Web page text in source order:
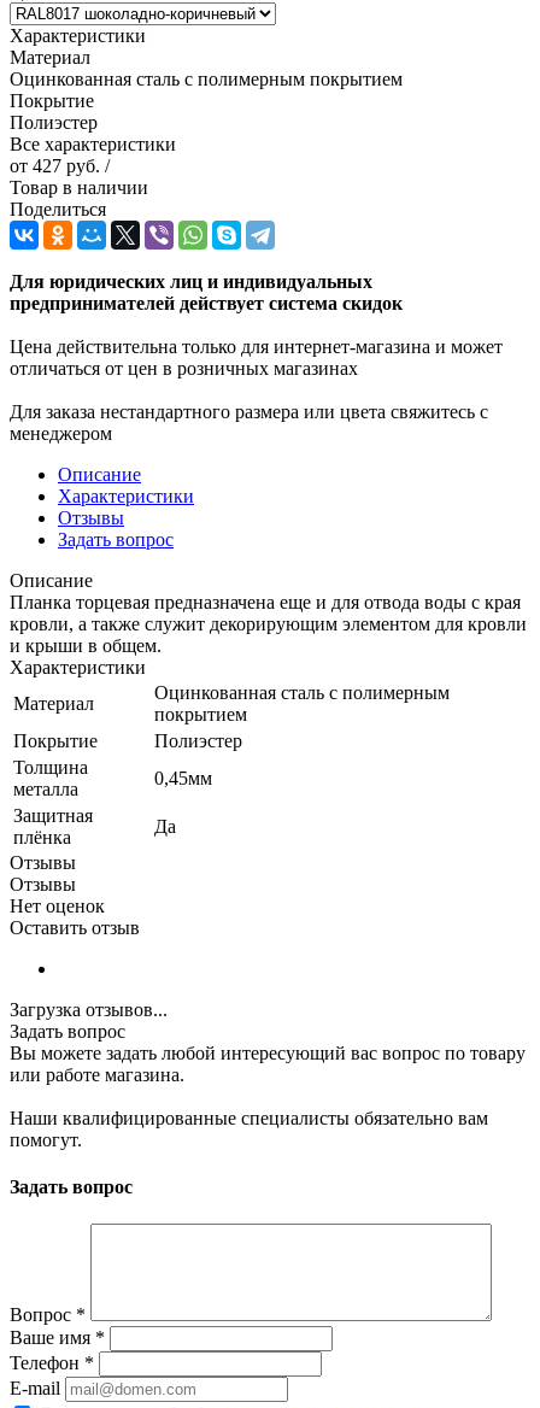
Характеристики
Материал
Оцинкованная сталь с полимерным покрытием
Покрытие
Полиэстер
Все характеристики
от 427 руб. /
Товар в наличии
Поделиться
Для юридических лиц и индивидуальных
предпринимателей действует система скидок
Цена действительна только для интернет-магазина и может
отличаться от цен в розничных магазинах
Для заказа нестандартного размера или цвета свяжитесь с
менеджером
Описание
Характеристики
Отзывы
Задать вопрос
Описание
Планка торцевая предназначена еще и для отвода воды с края
кровли, а также служит декорирующим элементом для кровли
и крыши в общем.
Характеристики
Материал
Оцинкованная сталь с полимерным
покрытием
Покрытие
Полиэстер
Толщина
металла
0,45мм
Защитная
плёнка
Да
Отзывы
Отзывы
Нет оценок
Оставить отзыв
Загрузка отзывов...
Задать вопрос
Вы можете задать любой интересующий вас вопрос по товару
или работе магазина.
Наши квалифицированные специалисты обязательно вам
помогут.
Задать вопрос
Вопрос *
Ваше имя *
Телефон *
E-mail